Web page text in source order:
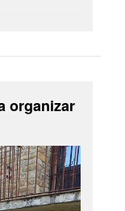
organizar